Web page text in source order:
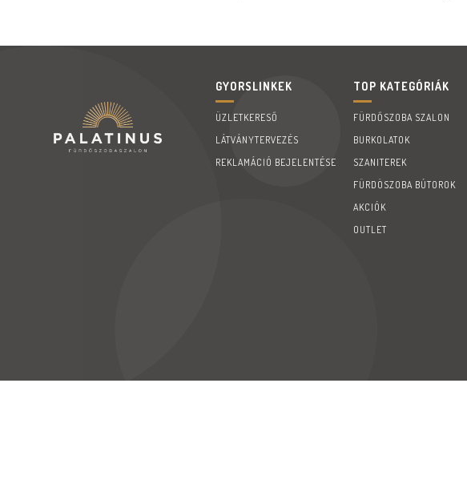
GYORSLINKEK
ÜZLETKERESŐ
LÁTVÁNYTERVEZÉS
REKLAMÁCIÓ BEJELENTÉSE
TOP KATEGÓRIÁK
FÜRDŐSZOBA SZALON
BURKOLATOK
SZANITEREK
FÜRDÖSZOBA BÚTOROK
AKCIÓK
OUTLET